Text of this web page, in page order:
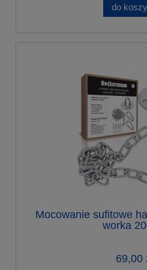
do
Mocowanie sufitowe
worka
69,00